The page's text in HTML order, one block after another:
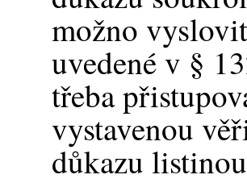
možno
uvedené v §
třeba
vystavenou
důkazu